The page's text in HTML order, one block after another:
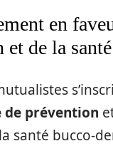
en
et de la
de prévention
santé bucco-